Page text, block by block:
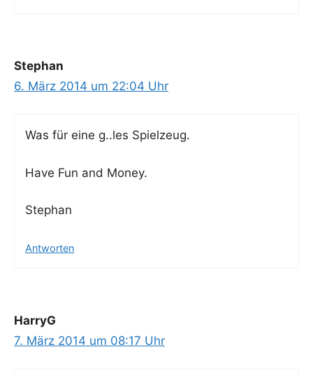
Stephan
6. März 2014 um 22:04 Uhr
Was für eine g..les Spielzeug.
Have Fun and Money.
Ste­phan
Antworten
HarryG
7. März 2014 um 08:17 Uhr